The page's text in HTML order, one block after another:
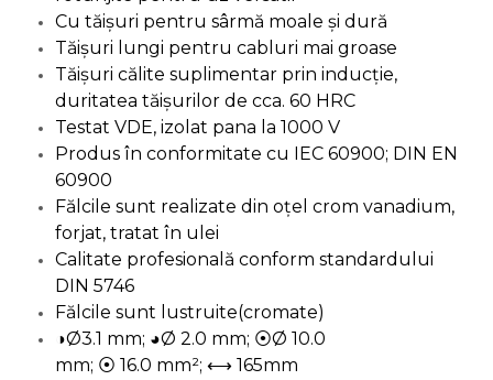
Stetoscop Auto
Tester Compresie Auto
Truse reparatii anvelope
Dispozitiv Aerisire & Schimbare
Lichid Frana
Chingi Auto & Coarde Elastice
Intretinere & Cosmetica auto
Chei
Scari
Echipamente de Lucru &
Protectia Muncii
Multidetector
Pistol Spuma Poliuretanica
Pistol Silicon (Tub de Silicon)
Aparate de masurat digitale &
Telemetru laser
Pistoale & Capsatoare Electrice
pentru Cuie si Capse
Aparat / dispozitiv ascutit lant
drujba si accesorii
Masini de Ascutit Panza Circular
Accesorii & Echipamente
Spalatorie Auto
Cu tăișuri pentru sârmă moale și dură
Tăișuri lungi pentru cabluri mai groase
Tăișuri călite suplimentar prin inducție,
duritatea tăișurilor de cca. 60 HRC
Testat VDE, izolat pana la 1000 V
Produs în conformitate cu IEC 60900; DIN EN
60900
Fălcile sunt realizate din oţel crom vanadium,
forjat, tratat în ulei
Calitate profesională conform standardului
DIN 5746
Fălcile sunt lustruite(cromate)
◑Ø3.1 mm; ◕Ø 2.0 mm; ⦿Ø 10.0
mm; ⦿ 16.0 mm²; ⟷ 165mm